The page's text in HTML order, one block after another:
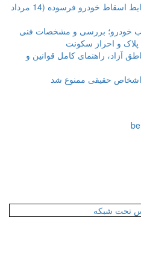
راهنمای کامل مراحل و شرایط اسقاط خودرو فرسوده (14 مرداد
و احراز سکونت
راهنمای کامل قوانین و
حقیقی ممنوع شد
تحت شبکه